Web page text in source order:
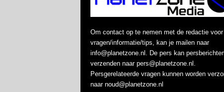
Om contact op te nemen met de redactie voor
vragen/informatie/tips, kan je mailen naar
info@planetzone.nl. De pers kan
verzenden naar pers@planetzone.nl.
Persgerelateerde vragen kunnen worden
naar noud@planetzone.nl